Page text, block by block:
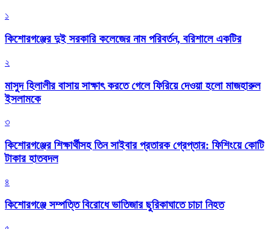
১
কিশোরগঞ্জের দুই সরকারি কলেজের নাম পরিবর্তন, বরিশালে একটির
২
মাসুদ হিলালীর বাসায় সাক্ষাৎ করতে গেলে ফিরিয়ে দেওয়া হলো মাজহারুল
ইসলামকে
৩
কিশোরগঞ্জের শিক্ষার্থীসহ তিন সাইবার প্রতারক গ্রেপ্তার: ফিশিংয়ে কোটি
টাকার হাতবদল
৪
কিশোরগঞ্জে সম্পত্তি বিরোধে ভাতিজার ছুরিকাঘাতে চাচা নিহত